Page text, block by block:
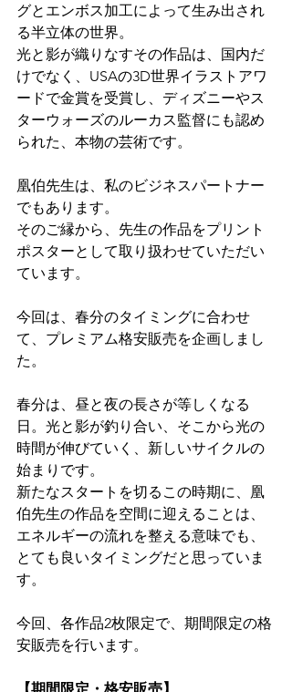
グとエンボス加工によって生み出され
る半立体の世界。
光と影が織りなすその作品は、国内だ
けでなく、USAの3D世界イラストアワ
ードで金賞を受賞し、ディズニーやス
ターウォーズのルーカス監督にも認め
られた、本物の芸術です。
凰伯先生は、私のビジネスパートナー
でもあります。
そのご縁から、先生の作品をプリント
ポスターとして取り扱わせていただい
ています。
今回は、春分のタイミングに合わせ
て、プレミアム格安販売を企画しまし
た。
春分は、昼と夜の長さが等しくなる
日。光と影が釣り合い、そこから光の
時間が伸びていく、新しいサイクルの
始まりです。
新たなスタートを切るこの時期に、凰
伯先生の作品を空間に迎えることは、
エネルギーの流れを整える意味でも、
とても良いタイミングだと思っていま
す。
今回、各作品2枚限定で、期間限定の格
安販売を行います。